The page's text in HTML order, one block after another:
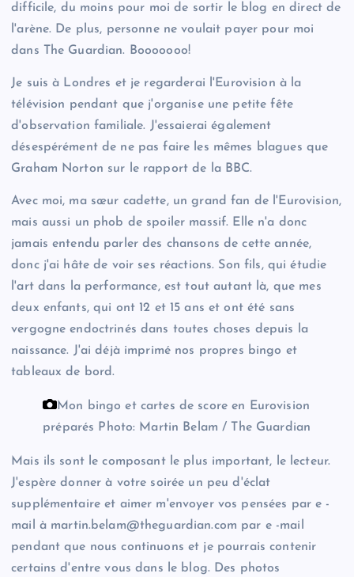
difficile, du moins pour moi de sortir le blog en direct de
l'arène. De plus, personne ne voulait payer pour moi
dans The Guardian. Booooooo!
Je suis à Londres et je regarderai l'Eurovision à la
télévision pendant que j'organise une petite fête
d'observation familiale. J'essaierai également
désespérément de ne pas faire les mêmes blagues que
Graham Norton sur le rapport de la BBC.
Avec moi, ma sœur cadette, un grand fan de l'Eurovision,
mais aussi un phob de spoiler massif. Elle n'a donc
jamais entendu parler des chansons de cette année,
donc j'ai hâte de voir ses réactions. Son fils, qui étudie
l'art dans la performance, est tout autant là, que mes
deux enfants, qui ont 12 et 15 ans et ont été sans
vergogne endoctrinés dans toutes choses depuis la
naissance. J'ai déjà imprimé nos propres bingo et
tableaux de bord.
Mon bingo et cartes de score en Eurovision
préparés Photo: Martin Belam / The Guardian
Mais ils sont le composant le plus important, le lecteur.
J'espère donner à votre soirée un peu d'éclat
supplémentaire et aimer m'envoyer vos pensées par e -
mail à martin.belam@theguardian.com par e -mail
pendant que nous continuons et je pourrais contenir
certains d'entre vous dans le blog. Des photos